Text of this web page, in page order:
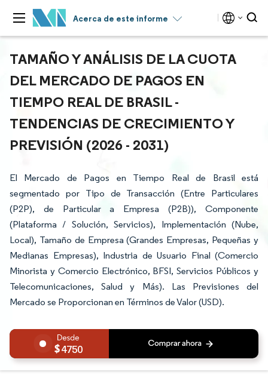
Acerca de este informe
TAMAÑO Y ANÁLISIS DE LA CUOTA
DEL MERCADO DE PAGOS EN
TIEMPO REAL DE BRASIL -
TENDENCIAS DE CRECIMIENTO Y
PREVISIÓN (2026 - 2031)
El Mercado de Pagos en Tiempo Real de Brasil está
segmentado por Tipo de Transacción (Entre Particulares
(P2P), de Particular a Empresa (P2B)), Componente
(Plataforma / Solución, Servicios), Implementación (Nube,
Local), Tamaño de Empresa (Grandes Empresas, Pequeñas y
Medianas Empresas), Industria de Usuario Final (Comercio
Minorista y Comercio Electrónico, BFSI, Servicios Públicos y
Telecomunicaciones, Salud y Más). Las Previsiones del
Mercado se Proporcionan en Términos de Valor (USD).
4750